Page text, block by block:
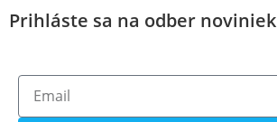
Prihláste sa na odber noviniek